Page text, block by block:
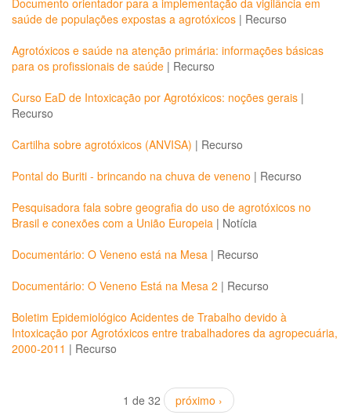
Documento orientador para a implementação da vigilância em
saúde de populações expostas a agrotóxicos | Recurso
Agrotóxicos e saúde na atenção primária: informações básicas
para os profissionais de saúde | Recurso
Curso EaD de Intoxicação por Agrotóxicos: noções gerais |
Recurso
Cartilha sobre agrotóxicos (ANVISA) | Recurso
Pontal do Buriti - brincando na chuva de veneno | Recurso
Pesquisadora fala sobre geografia do uso de agrotóxicos no
Brasil e conexões com a União Europeia | Notícia
Documentário: O Veneno está na Mesa | Recurso
Documentário: O Veneno Está na Mesa 2 | Recurso
Boletim Epidemiológico Acidentes de Trabalho devido à
Intoxicação por Agrotóxicos entre trabalhadores da agropecuária,
2000-2011 | Recurso
1 de 32 próximo ›